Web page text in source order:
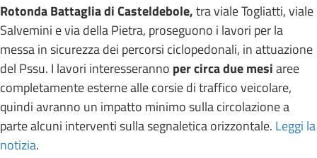
Rotonda Battaglia di Casteldebole,tra viale Togliatti, viale
Salvemini e via della Pietra, proseguono i lavori per la
messa in sicurezza dei percorsi ciclopedonali, in attuazione
del Pssu. I lavori interesseranno per circa due mesiaree
completamente esterne alle corsie di traffico veicolare,
quindi avranno un impatto minimo sulla circolazione a
parte alcuni interventi sulla segnaletica orizzontale. Leggi la
notizia.